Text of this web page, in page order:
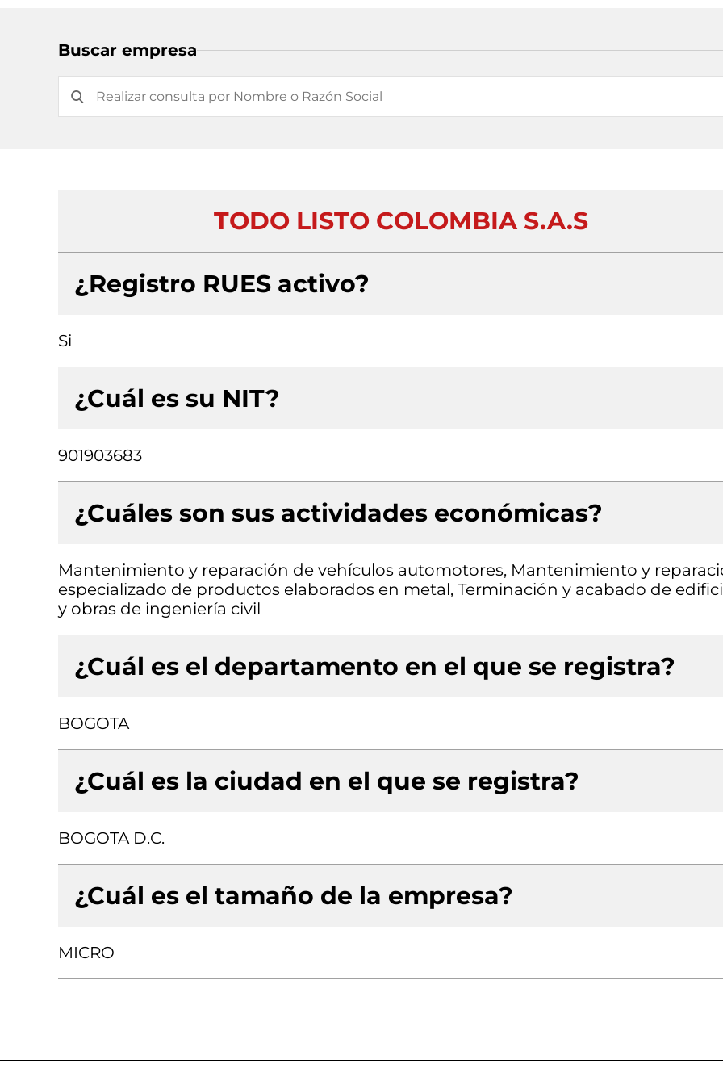
Buscar empresa
TODO LISTO COLOMBIA S.A.S
¿Registro RUES activo?
Si
¿Cuál es su NIT?
901903683
¿Cuáles son sus actividades económicas?
Mantenimiento y reparación de vehículos automotores, Mantenimiento y
especializado de productos elaborados en metal, Terminación y acabado de
y obras de ingeniería civil
¿Cuál es el departamento en el que se registra?
BOGOTA
¿Cuál es la ciudad en el que se registra?
BOGOTA D.C.
¿Cuál es el tamaño de la empresa?
MICRO